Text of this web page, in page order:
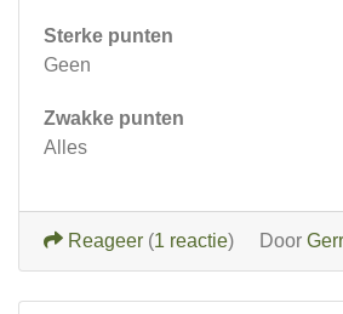
Sterke punten
Geen
Zwakke punten
Alles
Door
Reageer (1 reactie)